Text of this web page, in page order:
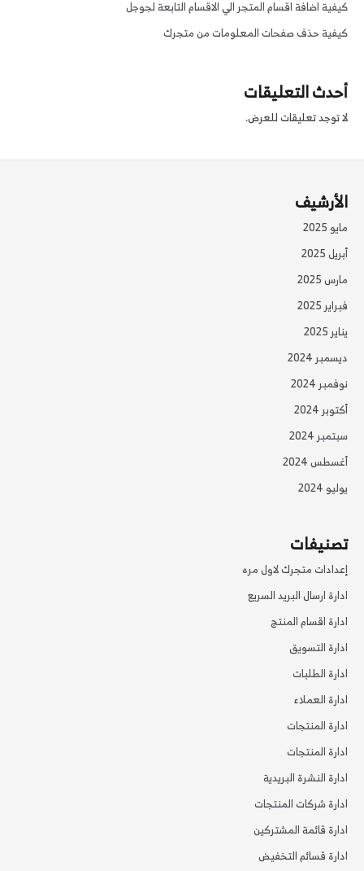
كيفية اضافة اقسام المتجر الي الاقسام التابعة لجوجل
كيفية حذف صفحات المعلومات من متجرك
أحدث التعليقات
لا توجد تعليقات للعرض.
الأرشيف
مايو 2025
أبريل 2025
مارس 2025
فبراير 2025
يناير 2025
ديسمبر 2024
نوفمبر 2024
أكتوبر 2024
سبتمبر 2024
أغسطس 2024
يوليو 2024
تصنيفات
إعدادات متجرك لاول مره
ادارة ارسال البريد السريع
ادارة اقسام المنتج
ادارة التسويق
ادارة الطلبات
ادارة العملاء
ادارة المنتجات
ادارة المنتجات
ادارة النشرة البريدية
ادارة شركات المنتجات
ادارة قائمة المشتركين
ادارة قسائم التخفيض